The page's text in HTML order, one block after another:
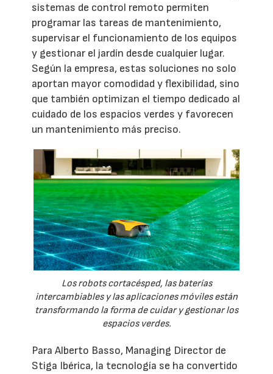
sistemas de control remoto permiten
programar las tareas de mantenimiento,
supervisar el funcionamiento de los equipos
y gestionar el jardín desde cualquier lugar.
Según la empresa, estas soluciones no solo
aportan mayor comodidad y flexibilidad, sino
que también optimizan el tiempo dedicado al
cuidado de los espacios verdes y favorecen
un mantenimiento más preciso.
Los robots cortacésped, las baterías
intercambiables y las aplicaciones móviles están
transformando la forma de cuidar y gestionar los
espacios verdes.
Para Alberto Basso, Managing Director de
Stiga Ibérica, la tecnología se ha convertido